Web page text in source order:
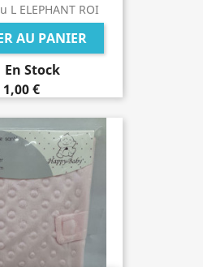
L ELEPHANT ROI
AU PANIER
En Stock
1,00 €